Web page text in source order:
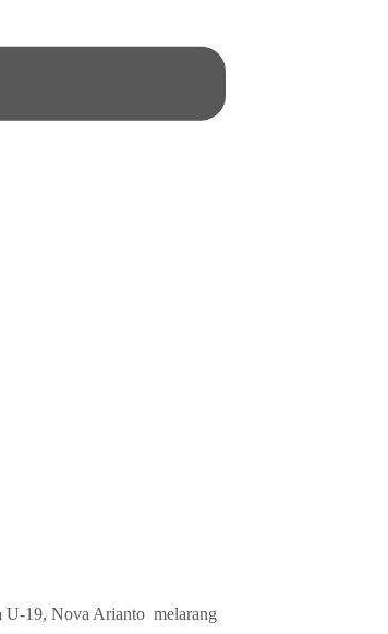
U-19, Nova Arianto melarang